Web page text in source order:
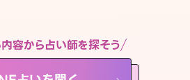
容から占い師を探そう